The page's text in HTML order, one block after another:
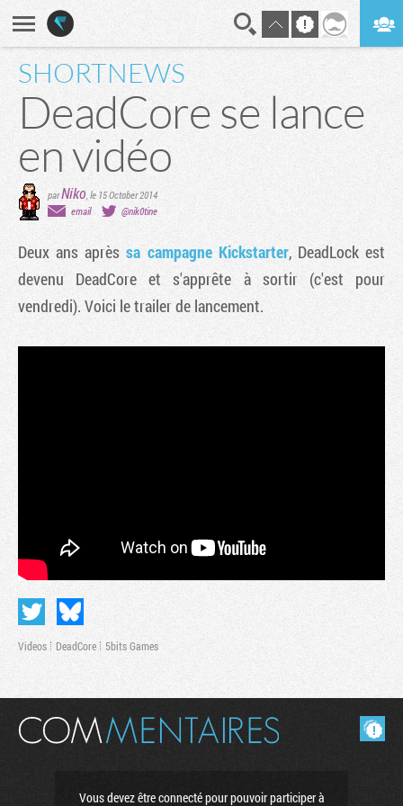
SHORTNEWS
DeadCore se lance
en vidéo
parNiko,le 15 October 2014
email
@nik0tine
Deux ans aprèssa campagne Kickstarter, DeadLock est
devenu DeadCore et s'apprête à sortir (c'est pour
vendredi). Voici le trailer de lancement.
Videos DeadCore 5bits Games
Masquer les commentaires lus.
Vous devez être connecté pour pouvoir participer à